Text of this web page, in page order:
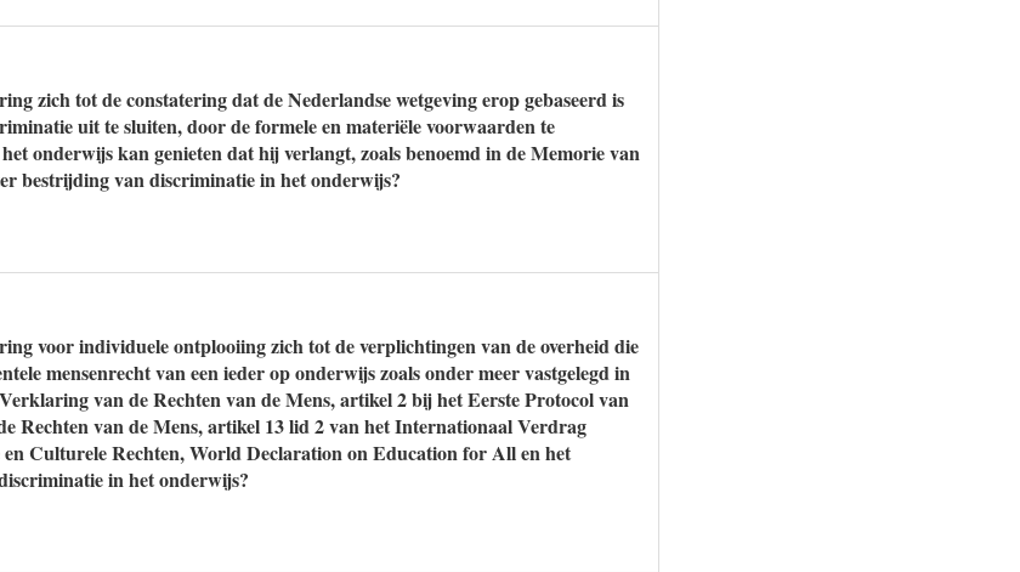
zich tot de constatering dat de Nederlandse wetgeving erop gebaseerd is
uit te sluiten, door de formele en materiële voorwaarden te
onderwijs kan genieten dat hij verlangt, zoals benoemd in de Memorie van
bestrijding van discriminatie in het onderwijs?
voor individuele ontplooiing zich tot de verplichtingen van de overheid die
mensenrecht van een ieder op onderwijs zoals onder meer vastgelegd in
van de Rechten van de Mens, artikel 2 bij het Eerste Protocol van
Rechten van de Mens, artikel 13 lid 2 van het Internationaal Verdrag
en Culturele Rechten, World Declaration on Education for All en het
in het onderwijs?